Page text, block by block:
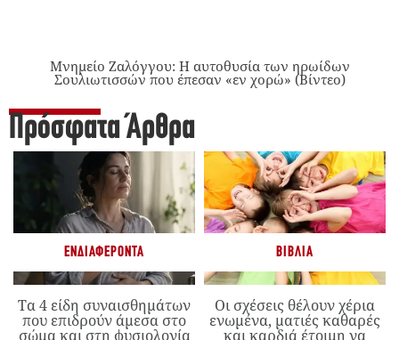
Μνημείο Ζαλόγγου: Η αυτοθυσία των ηρωίδων
Σουλιωτισσών που έπεσαν «εν χορώ» (Βίντεο)
Πρόσφατα Άρθρα
ΕΝΔΙΑΦΈΡΟΝΤΑ
Τα 4 είδη συναισθημάτων
που επιδρούν άμεσα στο
σώμα και στη φυσιολογία
ΒΙΒΛΊΑ
Οι σχέσεις θέλουν χέρια
ενωμένα, ματιές καθαρές
και καρδιά έτοιμη να